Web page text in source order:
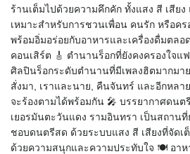
ร้านเต็มไปด้วยความคึกคัก ทั้งแสง สี เสีย
เหมาะสำหรับการชวนเพื่อน คนรัก หรือค
พร้อมอิ่มอร่อยกับอาหารและเครื่องดื่มตลอ
คอนเสิร์ต 🎸 ตำนานร็อกที่ยังคงครองใจแ
ศิลปินร็อกระดับตำนานที่มีเพลงฮิตมากมา
สั่งมา, เราและนาย, คืนจันทร์ และอีกหลา
จะร้องตามได้พร้อมกัน 🎤 บรรยากาศดนต
เยอรมันตะวันแดง รามอินทรา เป็นสถา
ชอบดนตรีสด ด้วยระบบแสง สี เสียงที่จัดเ
ด้วยความสนุกและความประทับใจ 🍽️ อา